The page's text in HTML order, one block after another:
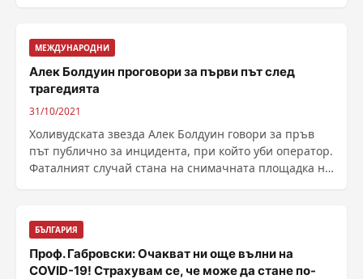
МЕЖДУНАРОДНИ
Алек Болдуин проговори за първи път след
трагедията
31/10/2021
Холивудската звезда Алек Болдуин говори за пръв
път публично за инцидента, при който уби оператор.
Фаталният случай стана на снимачната площадка на
БЪЛГАРИЯ
Проф. Габровски: Oчакват ни още вълни на
COVID-19! Страхувам се, че може да стане по-